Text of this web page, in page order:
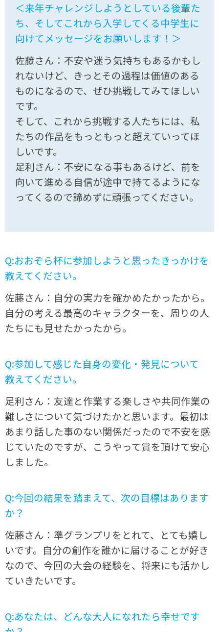
＜来年チャレンジしようとしている後輩た
ち、そしてこれから入学してくる中学生に
向けてメッセージをお願いします！＞
佐藤さん：不安や迷う気持ちもあるかもし
れないけど、きっとその過程は価値のある
ものになるので、ぜひ挑戦してみてほしい
です。
そして、これから挑戦する人たちには、私
たちの作品をもっともっと超えていってほ
しいです。
足利さん：不安になる事もあるけど、前を
向いて進める自信が途中で持てるようにな
ってくるので諦めずに頑張ってください。
Q:おおぞら杯に参加しようと思ったきっかけを
教えてください。
佐藤さん：自分の実力を確かめたかったから。
自分の考える最高のキャラクターを、周りの人
たちにも見せたかったから。
Q:参加して感じた自身の変化・発見について
教えてください。
足利さん：友達と作業する楽しさや共同作業の
難しさについて気づけたかと思います。最初は
あまり話した事のない関係だったので不安を感
じていたのですが、こうやって賞を頂けて安心
しました。
Q:今回の結果を踏まえて、次の目標はあります
か？
佐藤さん：準グランプリをとれて、とても嬉し
いです。自分の創作を誰かに届けることが好き
なので、今回の大会の経験を、将来にも活かし
ていきたいです。
Q:あなたは、どんな大人になれたら幸せです